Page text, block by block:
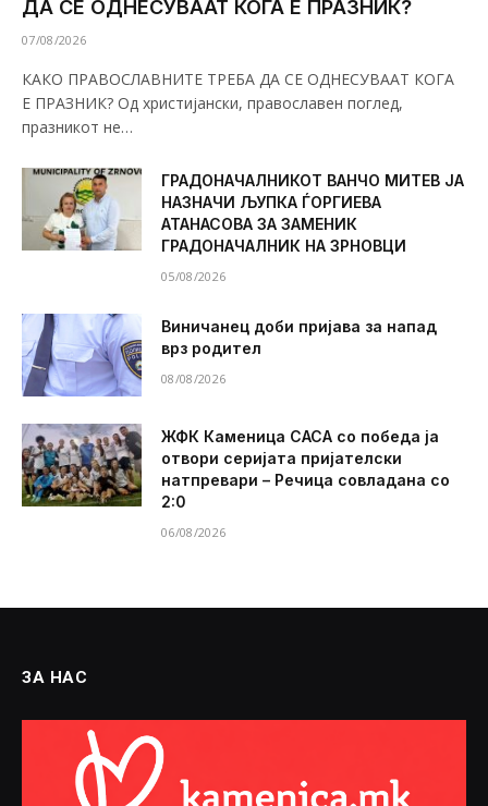
ДА СЕ ОДНЕСУВААТ КОГА Е ПРАЗНИК?
07/08/2026
КАКО ПРАВОСЛАВНИТЕ ТРЕБА ДА СЕ ОДНЕСУВААТ КОГА
Е ПРАЗНИК? Од христијански, православен поглед,
празникот не…
ГРАДОНАЧАЛНИКОТ ВАНЧО МИТЕВ ЈА
НАЗНАЧИ ЉУПКА ЃОРГИЕВА
АТАНАСОВА ЗА ЗАМЕНИК
ГРАДОНАЧАЛНИК НА ЗРНОВЦИ
05/08/2026
Виничанец доби пријава за напад
врз родител
08/08/2026
ЖФК Каменица САСА со победа ја
отвори серијата пријателски
натпревари – Речица совладана со
2:0
06/08/2026
ЗА НАС